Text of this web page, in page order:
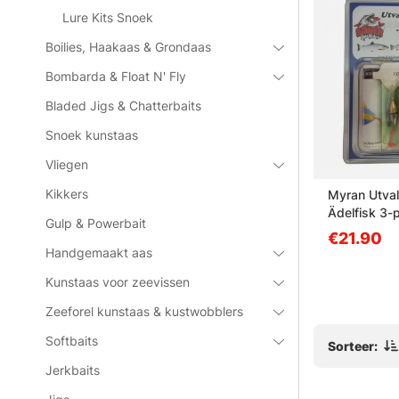
Lure Kits Snoek
Boilies, Haakaas & Grondaas
Bombarda & Float N' Fly
Bladed Jigs & Chatterbaits
Snoek kunstaas
Vliegen
Kikkers
Gulp & Powerbait
Handgemaakt aas
Kunstaas voor zeevissen
Zeeforel kunstaas & kustwobblers
Softbaits
Jerkbaits
Myran
Ädelfisk 3-
€21.90
Sorteer: